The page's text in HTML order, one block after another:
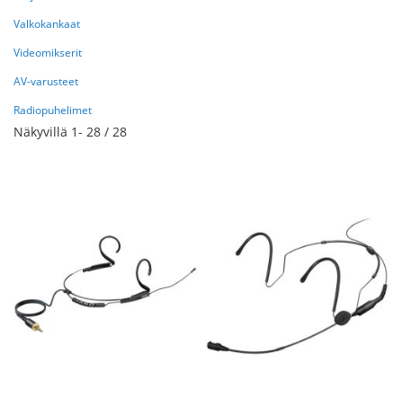
Näkyvillä 1- 28 / 28
Valkokankaat
Videomikserit
AV-varusteet
Radiopuhelimet